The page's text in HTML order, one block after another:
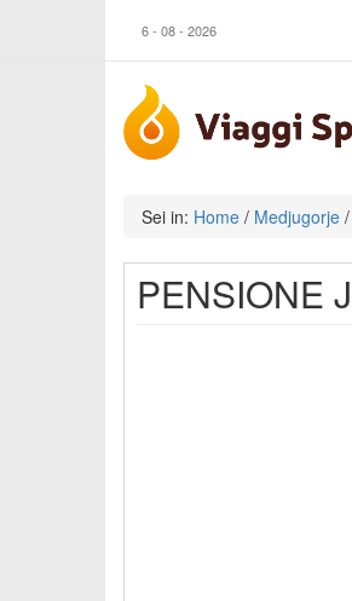
6 - 08 - 2026
Sei in: Home / Medjugorje /
PENSIONE